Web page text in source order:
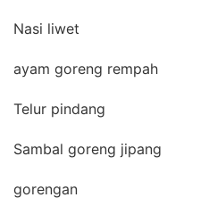
Nasi liwet
ayam goreng rempah
Telur pindang
Sambal goreng jipang
gorengan